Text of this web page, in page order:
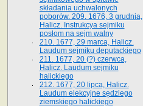
składania uchwalonych
poborów. 209. 1676, 3 grudnia,
Halicz. Instrukcya sejmiku
posłom na sejm walny
210. 1677, 29 marca, Halicz.
Laudum sejmiku deputackiego
211. 1677, 20 (?) czerwca,
Halicz. Laudum sejmiku
halickiego
212. 1677, 20 lipca, Halicz.
Laudum elekcyjne sędziego
ziemskiego halickiego